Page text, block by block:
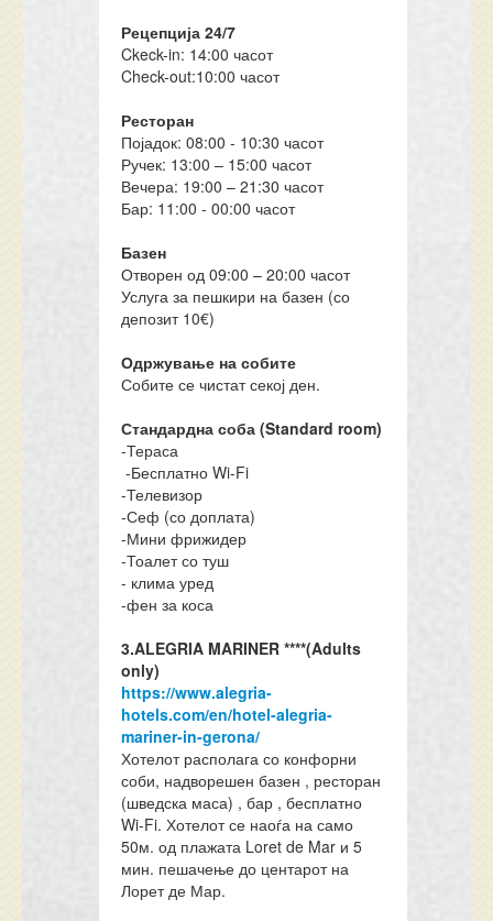
Рецепција 24/7
Ckeck-in: 14:00 часот
Check-out:10:00 часот
Ресторан
Појадок: 08:00 - 10:30 часот
Ручек: 13:00 – 15:00 часот
Вечера: 19:00 – 21:30 часот
Бар: 11:00 - 00:00 часот
Базен
Отворен од 09:00 – 20:00 часот
Услуга за пешкири на базен (со
депозит 10€)
Одржување на собите
Собите се чистат секој ден.
Стандардна соба (Standard room)
-Тераса
-Бесплатно Wi-Fi
-Телевизор
-Сеф (со доплата)
-Мини фрижидер
-Тоалет со туш
- клима уред
-фен за коса
3.ALEGRIA MARINER ****(Adults
only)
https://www.alegria-
hotels.com/en/hotel-alegria-
mariner-in-gerona/
Хотелот располага со конфорни
соби, надворешен базен , ресторан
(шведска маса) , бар , бесплатно
Wi-Fi. Хотелот се наоѓа на само
50м. од плажата Loret de Mar и 5
мин. пешачење до центарот на
Лорет де Мар.